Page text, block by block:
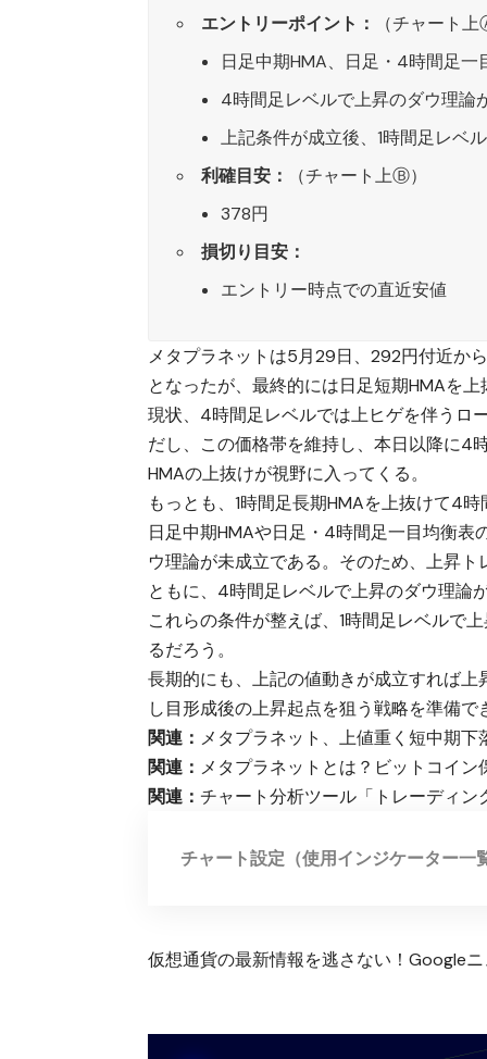
エントリーポイント：
（チャート
日足中期HMA、日足・4時間足一
4時間足レベルで上昇のダウ理論
上記条件が成立後、1時間足レベ
利確目安：
（チャート上Ⓑ）
378円
損切り目安：
エントリー時点での直近安値
メタプラネット は5月29日、292円付近か
となったが、最終的には日足短期HMAを
現状、4時間足レベルでは上ヒゲを伴うロ
だし、この価格帯を維持し、本日以降に4
HMAの上抜けが視野に入ってくる。
もっとも、1時間足長期HMAを上抜けて4
日足中期HMAや日足・4時間足一目均衡
ウ理論が未成立である。そのため、上昇
ともに、4時間足レベルで上昇のダウ理論
これらの条件が整えば、1時間足レベルで
るだろう。
長期的にも、上記の値動きが成立すれば
し目形成後の上昇起点を狙う戦略を準備
関連： メタプラネット、上値重く短中期
関連： メタプラネットとは？ビットコイ
関連：チャート分析ツール「トレーディン
チャート設定（使用インジケーター一
仮想通貨の最新情報を逃さない！Google